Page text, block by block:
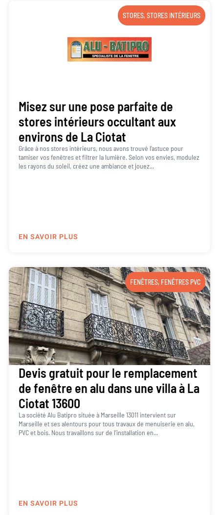
STORES,STORES INTÉRIEURS
Misez sur une pose parfaite de
stores intérieurs occultant aux
environs de La Ciotat
Grâce à nos stores intérieurs, nous avons trouvé l’astuce pour
tamiser vos fenêtres et filtrer la lumière. Selon vos envies, modulez
les rayons du soleil, créez une ambiance et jouez...
EN SAVOIR PLUS
FENÊTRES, FENÊTRES PVC
Devis gratuit pour le remplacement
de fenêtre en alu dans une villa à La
Ciotat 13600
La société Alu Batipro située à Marseille 13011 intervient sur
Marseille et ses alentours pour tous travaux de menuiserie en alu,
PVC et bois. Nous travaillons sur de l’installation en...
EN SAVOIR PLUS